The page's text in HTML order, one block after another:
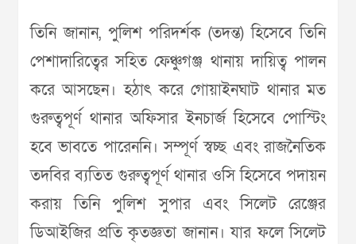
তিনি জানান, পুলিশ পরিদর্শক (তদন্ত) হিসেবে তিনি
পেশাদারিত্বের সহিত ফেঞ্চুগঞ্জ থানায় দায়িত্ব পালন
করে আসছেন। হঠাৎ করে গোয়াইনঘাট থানার মত
গুরুত্বপূর্ণ থানার অফিসার ইনচার্জ হিসেবে পোস্টিং
হবে ভাবতে পারেননি। সম্পূর্ণ স্বচ্ছ এবং রাজনৈতিক
তদবির ব্যতিত গুরুত্বপূর্ণ থানার ওসি হিসেবে পদায়ন
করায় তিনি পুলিশ সুপার এবং সিলেট রেঞ্জের
ডিআইজির প্রতি কৃতজ্ঞতা জানান। যার ফলে সিলেট